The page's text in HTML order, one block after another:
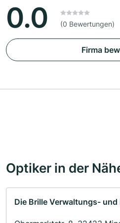
0.0 (0 Bewertungen)
Firma
Optiker in der
Die Brille Verwaltungs-